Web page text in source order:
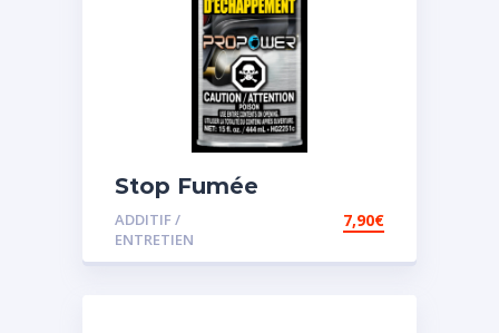
Stop Fumée
ADDITIF /
ENTRETIEN
7,90€